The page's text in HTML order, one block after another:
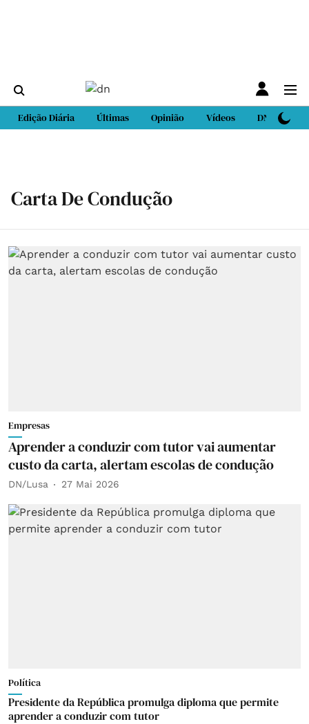
Edição Diária Últimas Opinião Vídeos DN Sport
Carta De Condução
Empresas
Aprender a conduzir com tutor vai aumentar
custo da carta, alertam escolas de condução
DN/Lusa 27 Mai 2026
Política
Presidente da República promulga diploma que permite
aprender a conduzir com tutor